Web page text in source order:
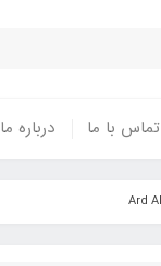
تماس با ما درباره ما